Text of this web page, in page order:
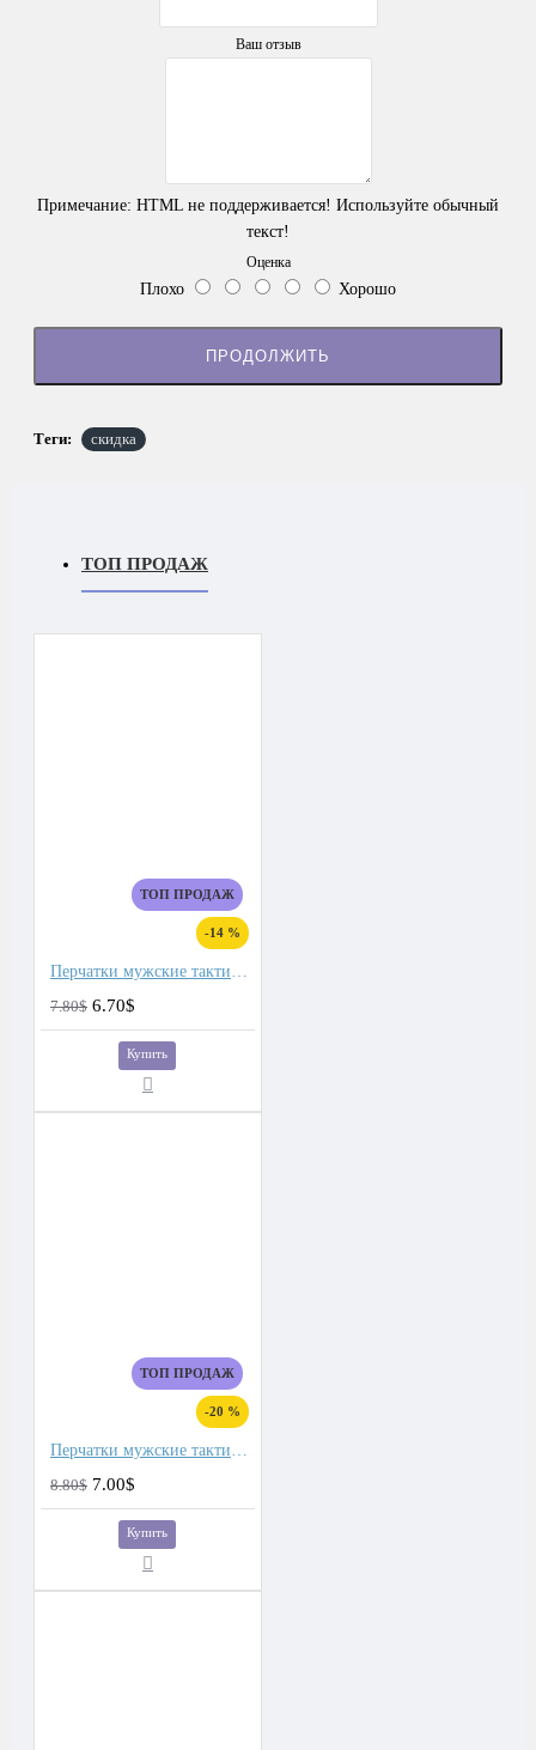
Ваш отзыв
Примечание: HTML не поддерживается! Используйте обычный
текст!
Оценка
Плохо Хорошо
ПРОДОЛЖИТЬ
Теги: скидка
ТОП ПРОДАЖ
ТОП ПРОДАЖ
-14 %
Перчатки мужские тактические
7.80$ 6.70$
Купить
ТОП ПРОДАЖ
-20 %
Перчатки мужские тактические для сенсорных экранов, подкладка плюш
8.80$ 7.00$
Купить